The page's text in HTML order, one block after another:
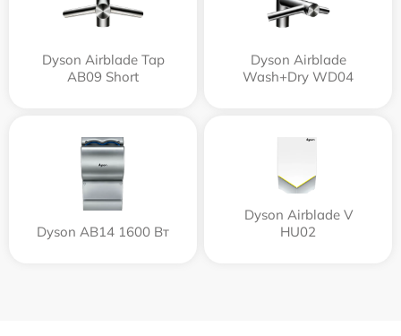
Dyson Airblade Tap
AB09 Short
Dyson Airblade
Wash+Dry WD04
Dyson AB14 1600 Вт
Dyson Airblade V
HU02